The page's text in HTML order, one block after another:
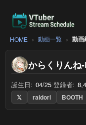
HOME 動画一覧 動画
からくりん
誕生日: 04/25 登録者:
𝕏
raidori BOOTH